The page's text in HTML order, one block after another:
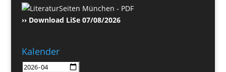
›› Download LiSe 07/08/2026
Kalender